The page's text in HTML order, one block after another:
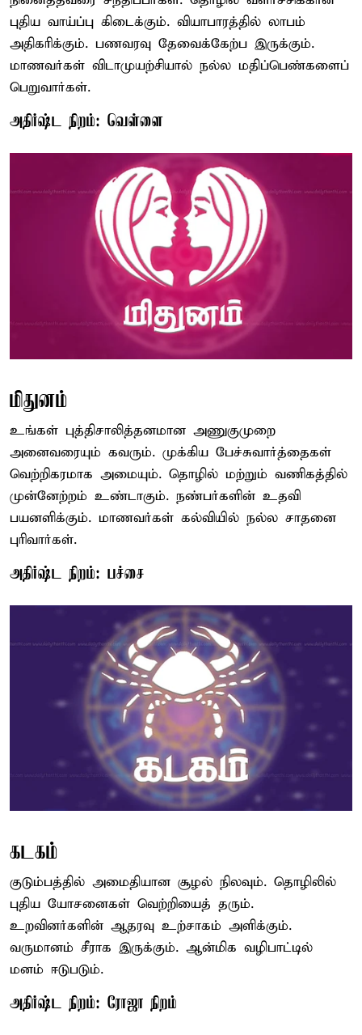
புதிய வாய்ப்பு கிடைக்கும். வியாபாரத்தில் லாபம்
அதிகரிக்கும். பணவரவு தேவைக்கேற்ப இருக்கும்.
மாணவர்கள் விடாமுயற்சியால் நல்ல மதிப்பெண்களைப்
பெறுவார்கள்.
அதிர்ஷ்ட நிறம்: வெள்ளை
மிதுனம்
உங்கள் புத்திசாலித்தனமான அணுகுமுறை
அனைவரையும் கவரும். முக்கிய பேச்சுவார்த்தைகள்
வெற்றிகரமாக அமையும். தொழில் மற்றும் வணிகத்தில்
முன்னேற்றம் உண்டாகும். நண்பர்களின் உதவி
பயனளிக்கும். மாணவர்கள் கல்வியில் நல்ல சாதனை
புரிவார்கள்.
அதிர்ஷ்ட நிறம்: பச்சை
கடகம்
குடும்பத்தில் அமைதியான சூழல் நிலவும். தொழிலில்
புதிய யோசனைகள் வெற்றியைத் தரும்.
உறவினர்களின் ஆதரவு உற்சாகம் அளிக்கும்.
வருமானம் சீராக இருக்கும். ஆன்மிக வழிபாட்டில்
மனம் ஈடுபடும்.
அதிர்ஷ்ட நிறம்: ரோஜா நிறம்